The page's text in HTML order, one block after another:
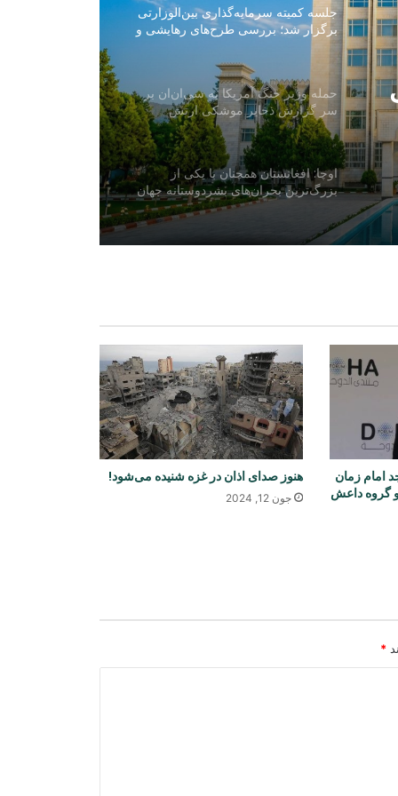
جلسه کمیته سرمایه‌گذاری بین‌الوزارتی
برگزار شد؛ بررسی طرح‌های رهایشی و
تجارتی
حمله وزیر جنگ آمریکا به سی‌ان‌ان بر
سر گزارش ذخایر موشکی ارتش
اوچا: افغانستان همچنان با یکی از
بزرگ‌ترین بحران‌های بشردوستانه جهان
صنعت‌کار عودت‌کننده از پاکستان
گزارش‌ها از تلاش‌های دیپلوماتیک برای
توافق موقت درباره تنگه هرمز
ترامپ: قیمت انرژی کاهش می‌یابد و
موشک‌های دوربرد خود را در جنگ با
امام زمان
گروه داعش
هنوز صدای اذان در غزه شنیده می‌شود!
جون 12, 2024
*